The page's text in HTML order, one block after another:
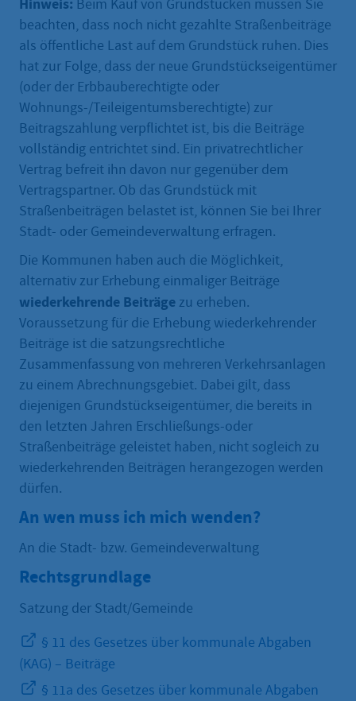
Hinweis: Beim Kauf von Grundstücken müssen Sie
beachten, dass noch nicht gezahlte Straßenbeiträge
als öffentliche Last auf dem Grundstück ruhen. Dies
hat zur Folge, dass der neue Grundstückseigentümer
(oder der Erbbauberechtigte oder
Wohnungs-/Teileigentumsberechtigte) zur
Beitragszahlung verpflichtet ist, bis die Beiträge
vollständig entrichtet sind. Ein privatrechtlicher
Vertrag befreit ihn davon nur gegenüber dem
Vertragspartner. Ob das Grundstück mit
Straßenbeiträgen belastet ist, können Sie bei Ihrer
Stadt- oder Gemeindeverwaltung erfragen.
Die Kommunen haben auch die Möglichkeit,
alternativ zur Erhebung einmaliger Beiträge
wiederkehrende Beiträge zu erheben.
Voraussetzung für die Erhebung wiederkehrender
Beiträge ist die satzungsrechtliche
Zusammenfassung von mehreren Verkehrsanlagen
zu einem Abrechnungsgebiet. Dabei gilt, dass
diejenigen Grundstückseigentümer, die bereits in
den letzten Jahren Erschließungs-oder
Straßenbeiträge geleistet haben, nicht sogleich zu
wiederkehrenden Beiträgen herangezogen werden
dürfen.
An wen muss ich mich wenden?
An die Stadt- bzw. Gemeindeverwaltung
Rechtsgrundlage
Satzung der Stadt/Gemeinde
§ 11 des Gesetzes über kommunale Abgaben
(KAG) – Beiträge
§ 11a des Gesetzes über kommunale Abgaben